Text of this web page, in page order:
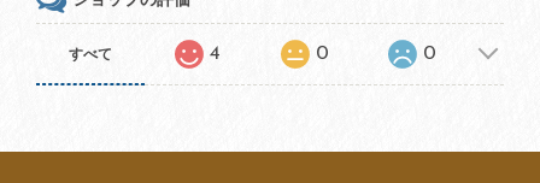
すべて 4 0 0